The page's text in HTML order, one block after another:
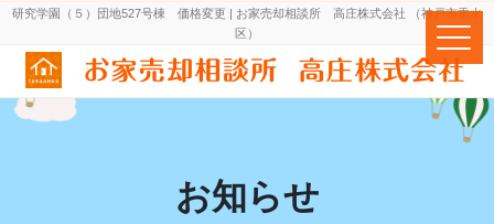
研究学園（５）団地527号棟 価格変更 | お家売却相談所 高庄株式会社 （神戸市垂水
区）
お知らせ